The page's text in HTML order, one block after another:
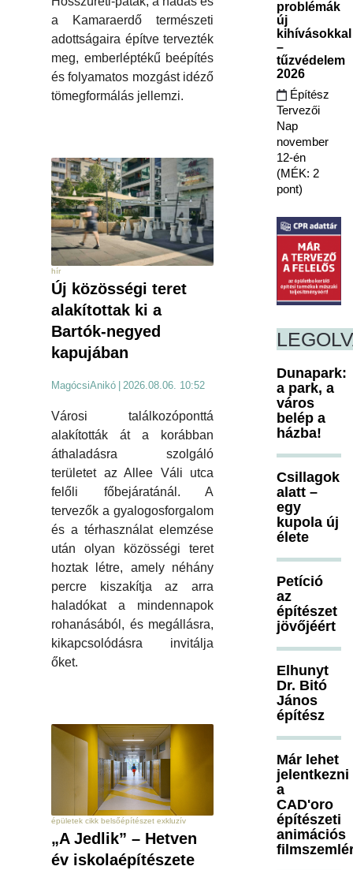
a Kamaraerdő természeti
adottságaira építve tervezték
meg, emberléptékű beépítés
és folyamatos mozgást idéző
tömegformálás jellemzi.
hír
Új közösségi teret
alakítottak ki a
Bartók-negyed
kapujában
MagócsiAnikó 2026.08.06. 10:52
Városi találkozóponttá
alakították át a korábban
áthaladásra szolgáló
területet az Allee Váli utca
felőli főbejáratánál. A
tervezők a gyalogosforgalom
és a térhasználat elemzése
után olyan közösségi teret
hoztak létre, amely néhány
percre kiszakítja az arra
haladókat a mindennapok
rohanásából, és megállásra,
kikapcsolódásra invitálja
őket.
épületek cikk belsőépítészet exkluzív
„A Jedlik” – Hetven
év iskolaépítészete
problémák
új
kihívásokkal
–
tűzvédelem
2026
Építész
Tervezői
Nap
november
12-én
(MÉK: 2
pont)
Dunapark:
a park, a
város
belép a
házba!
Csillagok
alatt –
egy
kupola új
élete
Petíció
az
építészet
jövőjéért
Elhunyt
Dr. Bitó
János
építész
Már lehet
jelentkezni
a
CAD'oro
építészeti
animációs